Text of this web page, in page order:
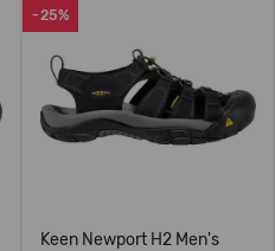
-25%
Keen Newport H2 Men's